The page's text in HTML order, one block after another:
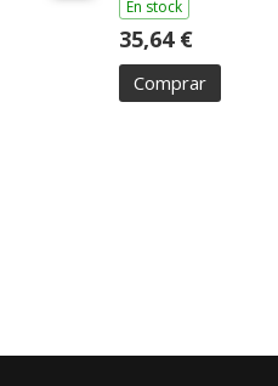
En stock
35,64 €
Comprar